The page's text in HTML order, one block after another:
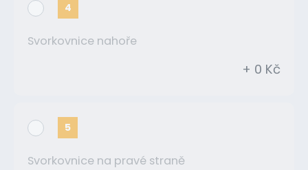
4
Svorkovnice nahoře
+ 0 Kč
5
Svorkovnice na pravé straně